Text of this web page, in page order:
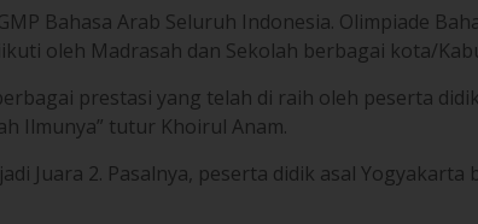
Juara 2. Pasalnya, peserta didik asal Yogyakarta
Juara 2, walaupun hasil perolehan nilai
IC Se-Indonesia yang diselenggarakan di Aceh. (ft/